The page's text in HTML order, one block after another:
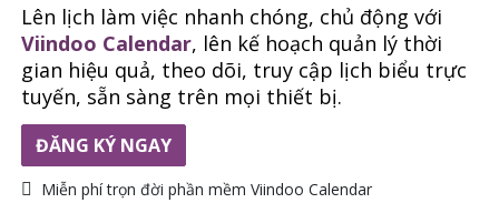
Lên lịch làm việc nhanh chóng, chủ động với
Viindoo Calendar, lên kế hoạch quản lý thời
gian hiệu quả, theo dõi, truy cập lịch biểu trực
tuyến, sẵn sàng trên mọi thiết bị.
ĐĂNG KÝ NGAY
Miễn phí trọn đời phần mềm Viindoo Calendar